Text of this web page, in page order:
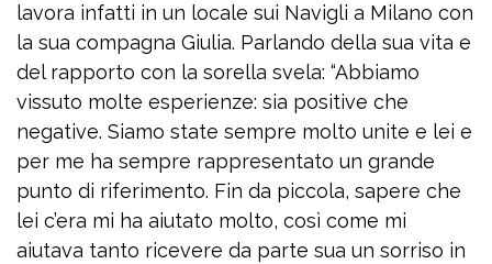
lavora infatti in un locale sui Navigli a Milano con
la sua compagna Giulia. Parlando della sua vita e
del rapporto con la sorella svela: “Abbiamo
vissuto molte esperienze: sia positive che
negative. Siamo state sempre molto unite e lei e
per me ha sempre rappresentato un grande
punto di riferimento. Fin da piccola, sapere che
lei c’era mi ha aiutato molto, così come mi
aiutava tanto ricevere da parte sua un sorriso in